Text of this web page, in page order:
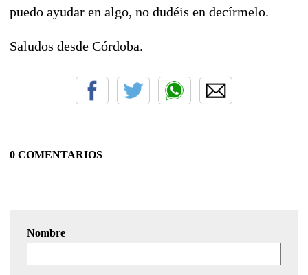
puedo ayudar en algo, no dudéis en decírmelo.
Saludos desde Córdoba.
0 COMENTARIOS
Nombre